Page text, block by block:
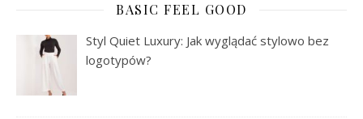
BASIC FEEL GOOD
Styl Quiet Luxury: Jak wyglądać stylowo bez
logotypów?